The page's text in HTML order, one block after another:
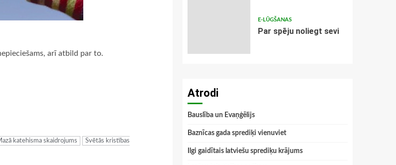
arī atbild par to.
katehisma skaidrojums
Svētās kristības
E-LŪGŠANAS
Par spēju noliegt sevi
Atrodi
Bauslība un Evaņģēlijs
Baznīcas gada sprediķi vienuviet
Ilgi gaidītais latviešu sprediķu krājums